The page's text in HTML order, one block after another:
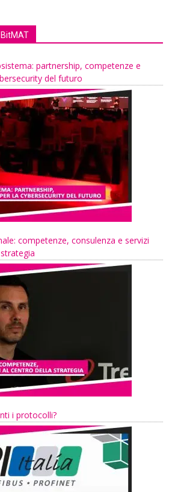
partnership, competenze e
del futuro
competenze, consulenza e servizi
i protocolli?